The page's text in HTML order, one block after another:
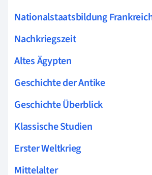
Nationalstaatsbildung
Nachkriegszeit
Altes Ägypten
Geschichte der Antike
Geschichte Überblick
Klassische Studien
Erster Weltkrieg
Mittelalter